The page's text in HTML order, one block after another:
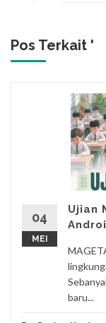
Pos Terkait '
04
MEI
Ujian
baru...